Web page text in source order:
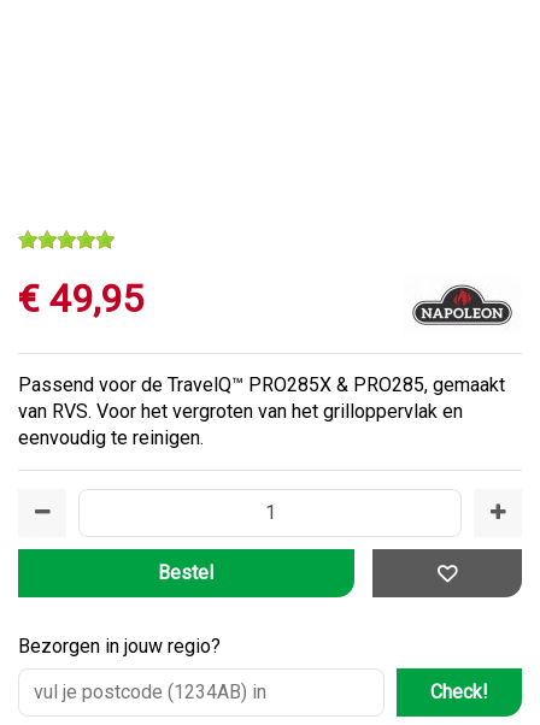
€ 49,95
Passend voor de TravelQ™ PRO285X & PRO285, gemaakt
van RVS. Voor het vergroten van het grilloppervlak en
eenvoudig te reinigen.
Bezorgen in jouw regio?
Check!